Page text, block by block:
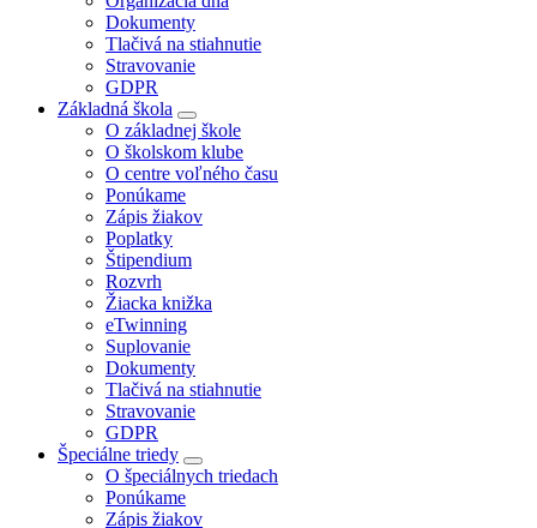
Dokumenty
Tlačivá na stiahnutie
Stravovanie
GDPR
Základná škola
O základnej škole
O školskom klube
O centre voľného času
Ponúkame
Zápis žiakov
Poplatky
Štipendium
Rozvrh
Žiacka knižka
eTwinning
Suplovanie
Dokumenty
Tlačivá na stiahnutie
Stravovanie
GDPR
Špeciálne triedy
O špeciálnych triedach
Ponúkame
Zápis žiakov